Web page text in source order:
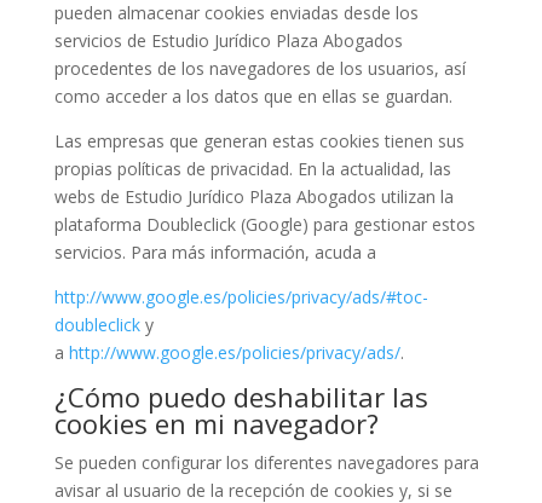
pueden almacenar cookies enviadas desde los
servicios de Estudio Jurídico Plaza Abogados
procedentes de los navegadores de los usuarios, así
como acceder a los datos que en ellas se guardan.
Las empresas que generan estas cookies tienen sus
propias políticas de privacidad. En la actualidad, las
webs de Estudio Jurídico Plaza Abogados utilizan la
plataforma Doubleclick (Google) para gestionar estos
servicios. Para más información, acuda a
http://www.google.es/policies/privacy/ads/#toc-
doubleclicky
a http://www.google.es/policies/privacy/ads/.
¿Cómo puedo deshabilitar las
cookies en mi navegador?
Se pueden configurar los diferentes navegadores para
avisar al usuario de la recepción de cookies y, si se